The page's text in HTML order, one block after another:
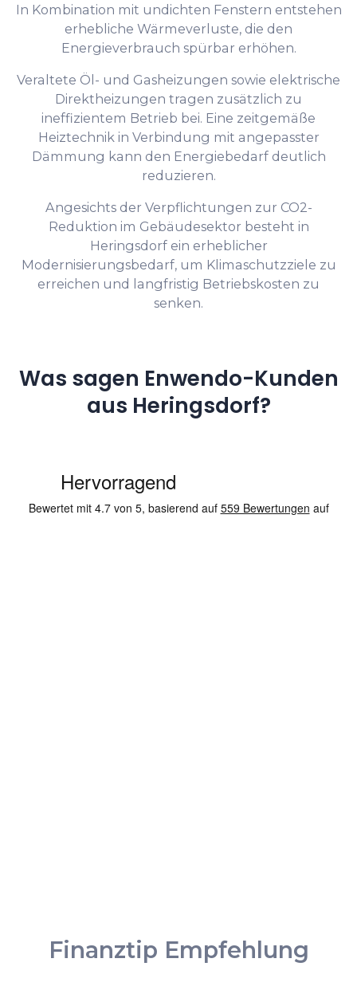
In Kombination mit undichten Fenstern entstehen
erhebliche Wärmeverluste, die den
Energieverbrauch spürbar erhöhen.
Veraltete Öl- und Gasheizungen sowie elektrische
Direktheizungen tragen zusätzlich zu
ineffizientem Betrieb bei. Eine zeitgemäße
Heiztechnik in Verbindung mit angepasster
Dämmung kann den Energiebedarf deutlich
reduzieren.
Angesichts der Verpflichtungen zur CO2-
Reduktion im Gebäudesektor besteht in
Heringsdorf ein erheblicher
Modernisierungsbedarf, um Klimaschutzziele zu
erreichen und langfristig Betriebskosten zu
senken.
Was sagen Enwendo-Kunden
aus Heringsdorf?
Finanztip Empfehlung